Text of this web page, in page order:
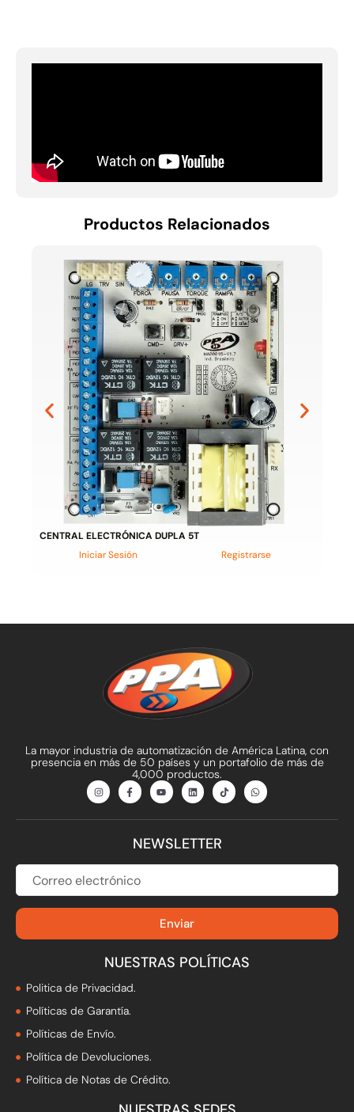
Productos Relacionados
CENTRAL ELECTRÓNICA DUPLA 5T
Iniciar Sesión
Registrarse
La mayor industria de automatización de América Latina, con
presencia en más de 50 países y un portafolio de más de
4,000 productos.
I
n
s
a
F
a
c
b
o
k
Y
o
u
u
e
L
i
n
e
i
n
T
i
k
o
W
h
a
s
NUESTRAS POLÍTICAS
Politica de Privacidad.
Políticas de Garantía.
Políticas de Envío.
Política de Devoluciones.
Política de Notas de Crédito.
NEWSLETTER
CORREO
ELECTRÓNICO
Enviar